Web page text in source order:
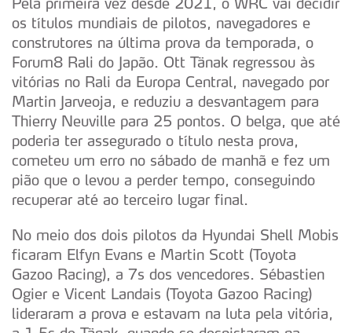
os títulos mundiais de pilotos, navegadores e
construtores na última prova da temporada, o
Forum8 Rali do Japão. Ott Tänak regressou às
vitórias no Rali da Europa Central, navegado por
Martin Jarveoja, e reduziu a desvantagem para
Thierry Neuville para 25 pontos. O belga, que até
poderia ter assegurado o título nesta prova,
cometeu um erro no sábado de manhã e fez um
pião que o levou a perder tempo, conseguindo
recuperar até ao terceiro lugar final.
No meio dos dois pilotos da Hyundai Shell Mobis
ficaram Elfyn Evans e Martin Scott (Toyota
Gazoo Racing), a 7s dos vencedores. Sébastien
Ogier e Vicent Landais (Toyota Gazoo Racing)
lideraram a prova e estavam na luta pela vitória,